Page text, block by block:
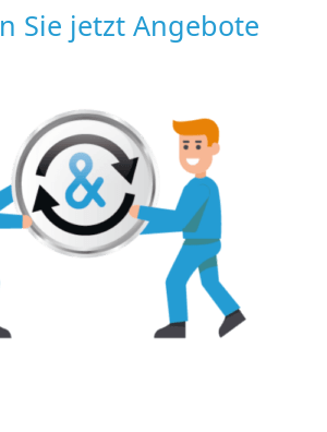
Sie jetzt Angebote